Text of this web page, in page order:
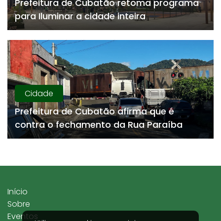
Prefeitura de Cubatão retoma programa
para Iluminar a cidade inteira
Cidade
Prefeitura de Cubatão afirma que é
contra o fechamento da Rua Paraíba
Início
Sobre
Eventos